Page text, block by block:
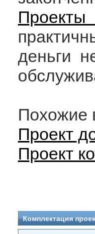
деньги
Похожие
Проект
Проект
Комплектация